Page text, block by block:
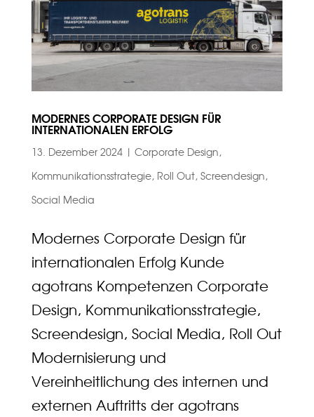
MODERNES CORPORATE DESIGN FÜR
INTERNATIONALEN ERFOLG
13. Dezember 2024| Corporate Design,
Kommunikationsstrategie, Roll Out, Screendesign,
Social Media
Modernes Corporate Design für
internationalen Erfolg Kunde
agotrans Kompetenzen Corporate
Design, Kommunikationsstrategie,
Screendesign, Social Media, Roll Out
Modernisierung und
Vereinheitlichung des internen und
externen Auftritts der agotrans